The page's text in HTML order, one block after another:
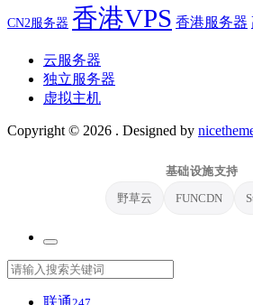
CN2服务器 香港VPS 香港服务器
云服务器
独立服务器
虚拟主机
Copyright © 2026 . Designed by
基础设施支持
野草云
FUNCDN
联通